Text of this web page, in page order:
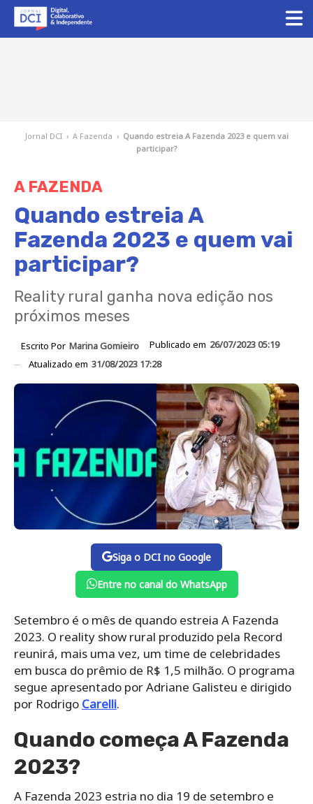
Jornal DCI › A Fazenda › Quando estreia A Fazenda 2023 e quem vai
participar?
A FAZENDA
Quando estreia A
Fazenda 2023 e quem vai
participar?
Reality rural ganha nova edição nos
próximos meses
Escrito Por Marina Gomieiro Publicado em 26/07/2023 05:19
Atualizado em 31/08/2023 17:28
Siga o DCI no Google
Entre no canal do WhatsApp
Setembro é o mês de quando estreia A Fazenda
2023. O reality show rural produzido pela Record
reunirá, mais uma vez, um time de celebridades
em busca do prêmio de R$ 1,5 milhão. O programa
segue apresentado por Adriane Galisteu e dirigido
por Rodrigo Carelli.
Quando começa A Fazenda
2023?
A Fazenda 2023 estria no dia 19 de setembro e